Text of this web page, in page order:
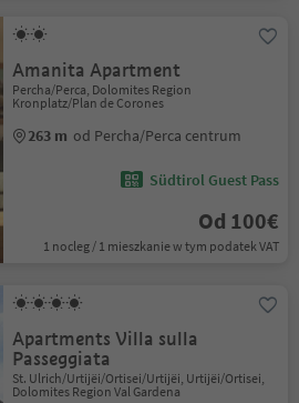
Amanita Apartment
Percha/Perca, Dolomites Region
Kronplatz/Plan de Corones
263 m od Percha/Perca centrum
Südtirol Guest Pass
Od 100€
1 nocleg / 1 mieszkanie w tym podatek VAT
Apartments Villa sulla
Passeggiata
St. Ulrich/Urtijëi/Ortisei/Urtijëi, Urtijëi/Ortisei,
Dolomites Region Val Gardena